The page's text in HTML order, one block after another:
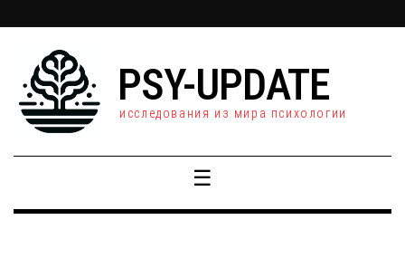
PSY-UPDATE
исследования из мира психологии
☰